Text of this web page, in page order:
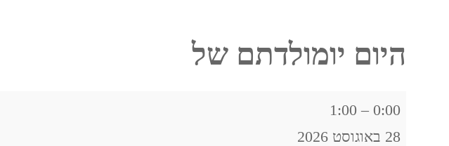
רדיו RADIO
היום יומולדתם של
היום
יומולדתם
0:00
–
1:00
28 באוגוסט 2026